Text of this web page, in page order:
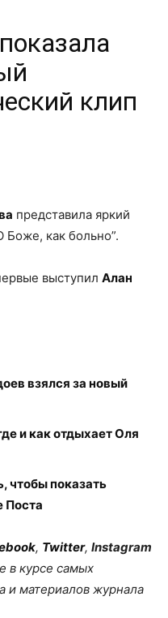
клип
представила яркий
Боже, как больно”.
выступил Алан
взялся за новый
и как отдыхает Оля
чтобы показать
Поста
, Twitter, Instagram
в курсе самых
и материалов журнала